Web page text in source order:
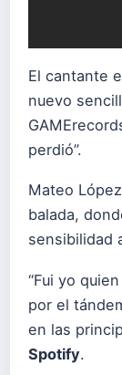
El cantante
nuevo
perdió”.
Mateo
balada,
sensibilidad
“Fui yo
por el
en las
Spotify.